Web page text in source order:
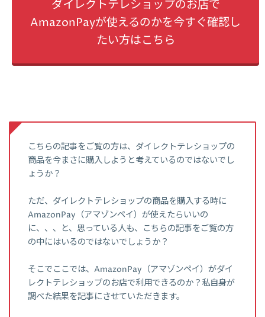
ダイレクトテレショップのお店で
AmazonPayが使えるのかを今すぐ確認し
たい方はこちら
こちらの記事をご覧の方は、ダイレクトテレショップの
商品を今まさに購入しようと考えているのではないでし
ょうか？
ただ、ダイレクトテレショップの商品を購入する時に
AmazonPay（アマゾンペイ）が使えたらいいの
に、、、と、思っている人も、こちらの記事をご覧の方
の中にはいるのではないでしょうか？
そこでここでは、AmazonPay（アマゾンペイ）がダイ
レクトテレショップのお店で利用できるのか？私自身が
調べた結果を記事にさせていただきます。